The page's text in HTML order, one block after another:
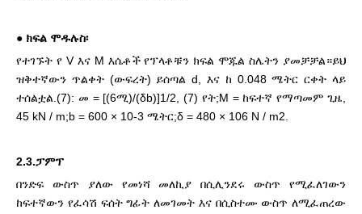
● ክፍል ሞዱሉስ፡
የተገኙት የ V እና M እሴቶች የፕላቶቹን ክፍል ሞጁል ስሌትን ያመቻቻል።ይህ
ዝቅተኛውን ጥልቀት (ውፍረት) ይሰጣል d, እና ከ 0.048 ሜትር ርቀት ላይ
ተሰልቷል.(7): መ = [(6ሚ)/(δb)]1/2, (7) የት;M = ከፍተኛየማጣመም ጊዜ,
45 kN / m;b = 600 × 10-3 ሜትር;δ = 480 × 106 N / m2.
2.3.ፓምፕ
በንድፍ ውስጥ ያለው የመነሻ መለኪያ በሲሊንደሩ ውስጥ የሚፈለገውን
ከፍተኛውን የፈሳሽ ፍሰት ግፊት ለመገመት እና በሲስተሙ ውስጥ ለሚፈጠረው